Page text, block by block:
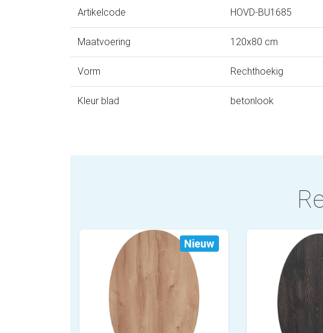
Artikelcode HOVD-BU1685
Maatvoering 120x80 cm
Vorm Rechthoekig
Kleur blad betonlook
Nieuw